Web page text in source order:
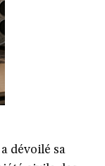
dévoilé sa